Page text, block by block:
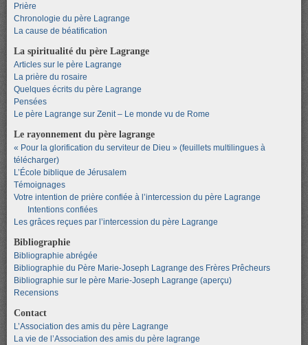
Prière
Chronologie du père Lagrange
La cause de béatification
La spiritualité du père Lagrange
Articles sur le père Lagrange
La prière du rosaire
Quelques écrits du père Lagrange
Pensées
Le père Lagrange sur Zenit – Le monde vu de Rome
Le rayonnement du père lagrange
« Pour la glorification du serviteur de Dieu » (feuillets multilingues à
télécharger)
L’École biblique de Jérusalem
Témoignages
Votre intention de prière confiée à l’intercession du père Lagrange
Intentions confiées
Les grâces reçues par l’intercession du père Lagrange
Bibliographie
Bibliographie abrégée
Bibliographie du Père Marie-Joseph Lagrange des Frères Prêcheurs
Bibliographie sur le père Marie-Joseph Lagrange (aperçu)
Recensions
Contact
L’Association des amis du père Lagrange
La vie de l’Association des amis du père lagrange